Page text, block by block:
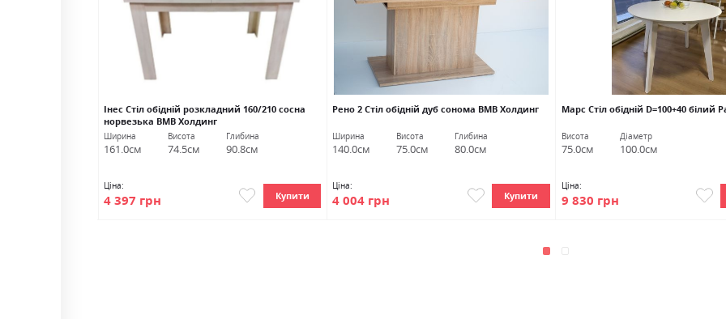
Інес Стіл обідній розкладний 160/210 сосна
норвезька ВМВ Холдинг
Ширина
161.0см
Висота
74.5см
Глибина
90.8см
Ціна:
4 397 грн Купити
Рено 2 Стіл обідній дуб сонома ВМВ Холдинг
Ширина
140.0см
Висота
75.0см
Глибина
80.0см
Ціна:
4 004 грн Купити
Марс Стіл обідній D=100+40 білий
Висота
75.0см
Діаметр
100.0см
Ціна:
9 830 грн